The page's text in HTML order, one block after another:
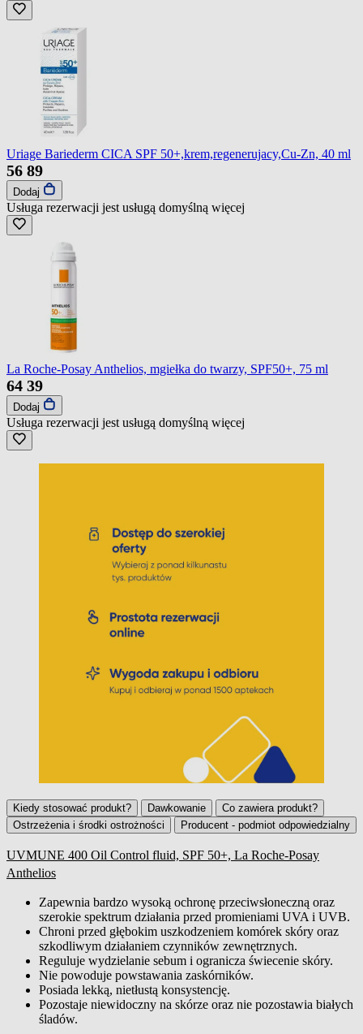
Uriage Bariederm CICA SPF 50+,krem,regenerujacy,Cu-Zn, 40 ml
56 89
Dodaj
Usługa rezerwacji jest usługą domyślną więcej
La Roche-Posay Anthelios, mgiełka do twarzy, SPF50+, 75 ml
64 39
Dodaj
Usługa rezerwacji jest usługą domyślną więcej
Kiedy stosować produkt? Dawkowanie
Co zawiera produkt?
Ostrzeżenia i środki ostrożności
Producent - podmiot odpowiedzialny
Kiedy stosować produkt?
UVMUNE 400 Oil Control fluid, SPF 50+, La Roche-Posay
Anthelios
Zapewnia bardzo wysoką ochronę przeciwsłoneczną oraz
szerokie spektrum działania przed promieniami UVA i UVB.
Chroni przed głębokim uszkodzeniem komórek skóry oraz
szkodliwym działaniem czynników zewnętrznych.
Reguluje wydzielanie sebum i ogranicza świecenie skóry.
Nie powoduje powstawania zaskórników.
Posiada lekką, nietłustą konsystencję.
Pozostaje niewidoczny na skórze oraz nie pozostawia białych
śladów.